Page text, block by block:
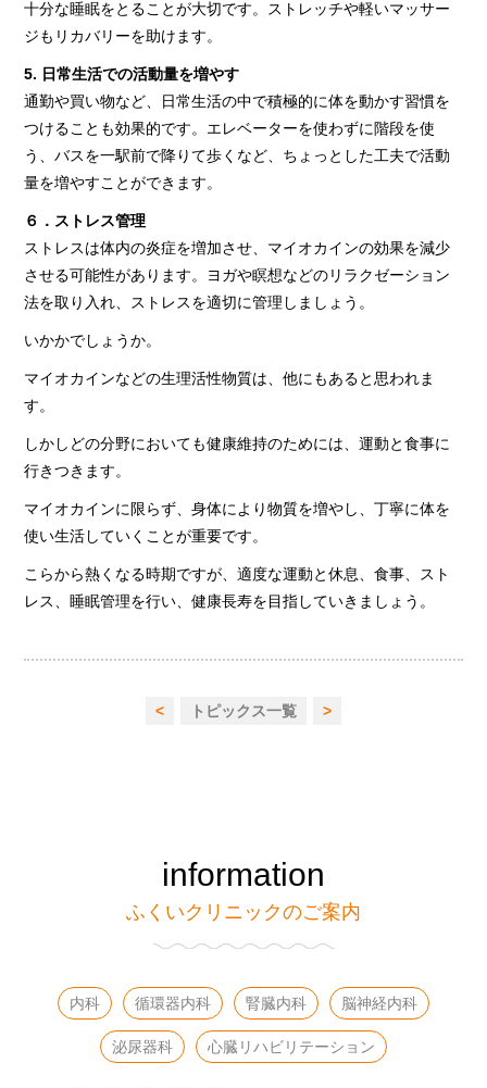
十分な睡眠をとることが大切です。ストレッチや軽いマッサー
ジもリカバリーを助けます。
5. 日常生活での活動量を増やす
通勤や買い物など、日常生活の中で積極的に体を動かす習慣を
つけることも効果的です。エレベーターを使わずに階段を使
う、バスを一駅前で降りて歩くなど、ちょっとした工夫で活動
量を増やすことができます。
６．ストレス管理
ストレスは体内の炎症を増加させ、マイオカインの効果を減少
させる可能性があります。ヨガや瞑想などのリラクゼーション
法を取り入れ、ストレスを適切に管理しましょう。
いかかでしょうか。
マイオカインなどの生理活性物質は、他にもあると思われま
す。
しかしどの分野においても健康維持のためには、運動と食事に
行きつきます。
マイオカインに限らず、身体により物質を増やし、丁寧に体を
使い生活していくことが重要です。
こらから熱くなる時期ですが、適度な運動と休息、食事、スト
レス、睡眠管理を行い、健康長寿を目指していきましょう。
< トピックス一覧 >
information
ふくいクリニックのご案内
内科 循環器内科 腎臓内科 脳神経内科
泌尿器科 心臓リハビリテーション